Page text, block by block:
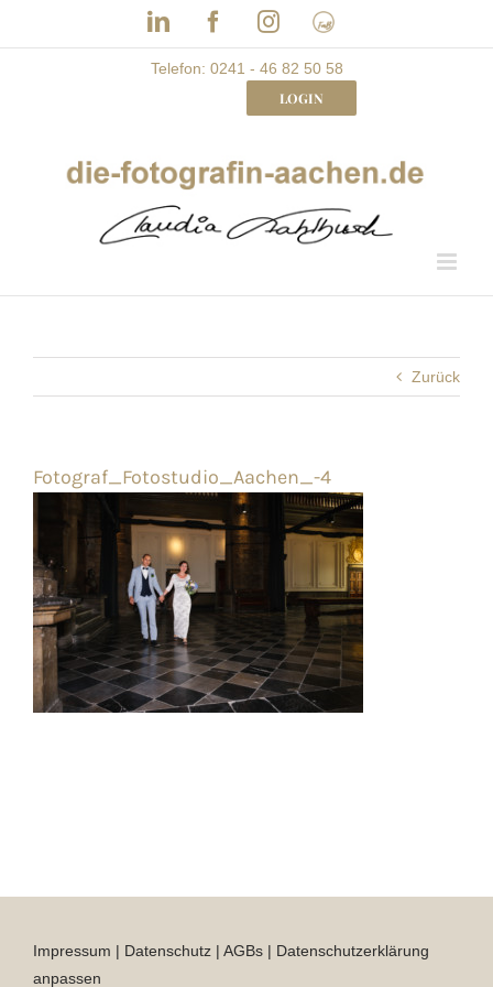
LinkedInFacebookInstagram
Frau
mit
Bizz
Telefon: 0241 - 46 82 50 58
LOGIN
Zurück
Fotograf_Fotostudio_Aachen_-4
Impressum | Datenschutz | AGBs | Datenschutzerklärung
anpassen